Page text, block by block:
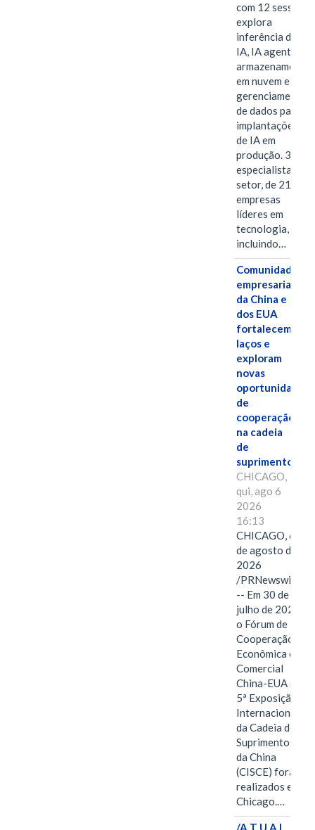
com 12 sessões
explora
inferência de
IA, IA agentiva,
armazenamento
em nuvem e
gerenciamento
de dados para
implantações
de IA em
produção. 38
especialistas do
setor, de 21
empresas
líderes em
tecnologia,
incluindo…
Comunidades
empresariais
da China e
dos EUA
fortalecem
laços e
exploram
novas
oportunidades
de
cooperação
na cadeia
de
suprimentos.
CHICAGO,
qui, ago 6
2026
16:13
CHICAGO, 6
de agosto de
2026
/PRNewswire/
-- Em 30 de
julho de 2026,
o Fórum de
Cooperação
Econômica e
Comercial
China-EUA e a
5ª Exposição
Internacional
da Cadeia de
Suprimentos
da China
(CISCE) foram
realizados em
Chicago.…
/A T U A L